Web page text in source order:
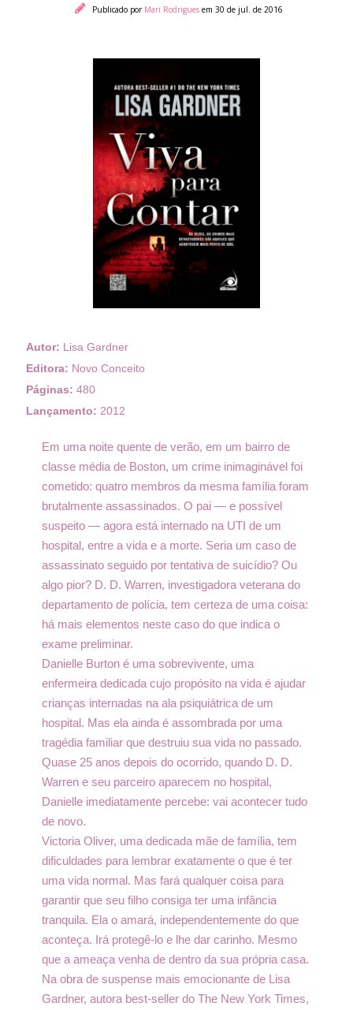
Publicado por Mari Rodrigues em 30 de jul. de 2016
Autor: Lisa Gardner
Editora: Novo Conceito
Páginas: 480
Lançamento: 2012
Em uma noite quente de verão, em um bairro de
classe média de Boston, um crime inimaginável foi
cometido: quatro membros da mesma família foram
brutalmente assassinados. O pai — e possível
suspeito — agora está internado na UTI de um
hospital, entre a vida e a morte. Seria um caso de
assassinato seguido por tentativa de suicídio? Ou
algo pior? D. D. Warren, investigadora veterana do
departamento de polícia, tem certeza de uma coisa:
há mais elementos neste caso do que indica o
exame preliminar.
Danielle Burton é uma sobrevivente, uma
enfermeira dedicada cujo propósito na vida é ajudar
crianças internadas na ala psiquiátrica de um
hospital. Mas ela ainda é assombrada por uma
tragédia familiar que destruiu sua vida no passado.
Quase 25 anos depois do ocorrido, quando D. D.
Warren e seu parceiro aparecem no hospital,
Danielle imediatamente percebe: vai acontecer tudo
de novo.
Victoria Oliver, uma dedicada mãe de família, tem
dificuldades para lembrar exatamente o que é ter
uma vida normal. Mas fará qualquer coisa para
garantir que seu filho consiga ter uma infância
tranquila. Ela o amará, independentemente do que
aconteça. Irá protegê-lo e lhe dar carinho. Mesmo
que a ameaça venha de dentro da sua própria casa.
Na obra de suspense mais emocionante de Lisa
Gardner, autora best-seller do The New York Times,